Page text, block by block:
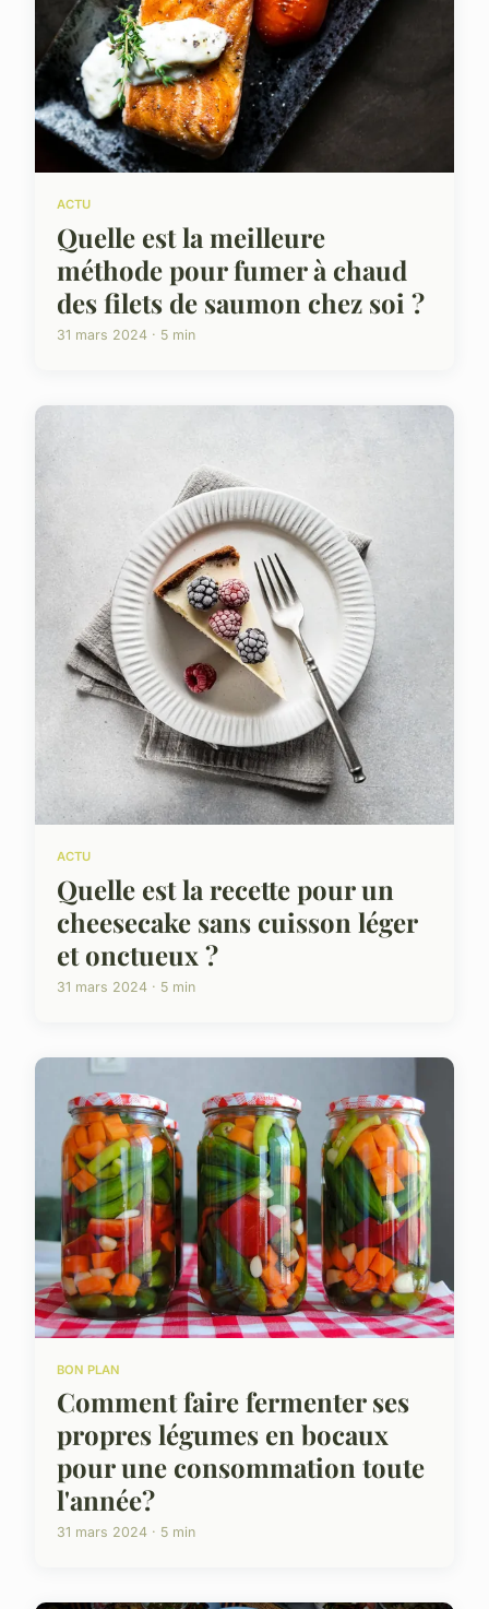
ACTU
Quelle est la meilleure
méthode pour fumer à chaud
des filets de saumon chez soi ?
31 mars 2024 · 5 min
ACTU
Quelle est la recette pour un
cheesecake sans cuisson léger
et onctueux ?
31 mars 2024 · 5 min
BON PLAN
Comment faire fermenter ses
propres légumes en bocaux
pour une consommation toute
l'année?
31 mars 2024 · 5 min